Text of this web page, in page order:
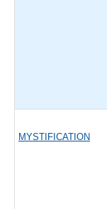
MYSTIFICATION